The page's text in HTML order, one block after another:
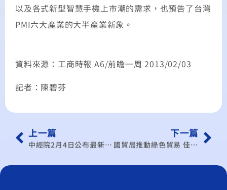
以及各式新型智慧手機上市潮的需求，也預告了台灣
PMI六大產業的大半產業新象。
資料來源：工商時報 A6/前瞻一周 2013/02/03
記者：陳碧芬
上一篇
中經院2月4日公布最新PMI
下一篇
國貿局推動綠色貿易 佳評如潮